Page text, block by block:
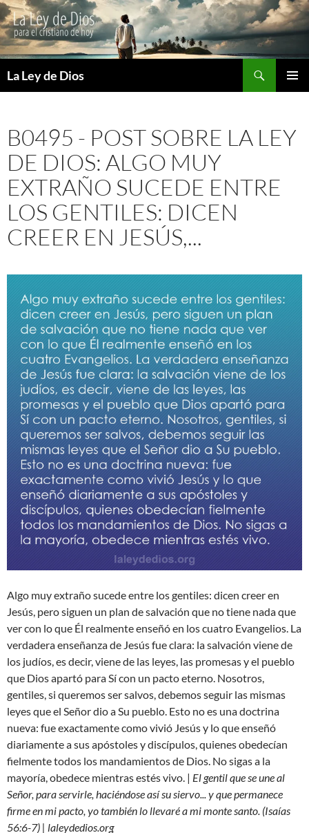
La Ley de Dios
B0495 - POST SOBRE LA LEY
DE DIOS: ALGO MUY
EXTRAÑO SUCEDE ENTRE
LOS GENTILES: DICEN
CREER EN JESÚS,...
Algo muy extraño sucede entre los gentiles: dicen creer en
Jesús, pero siguen un plan de salvación que no tiene nada que
ver con lo que Él realmente enseñó en los cuatro Evangelios. La
verdadera enseñanza de Jesús fue clara: la salvación viene de
los judíos, es decir, viene de las leyes, las promesas y el pueblo
que Dios apartó para Sí con un pacto eterno. Nosotros,
gentiles, si queremos ser salvos, debemos seguir las mismas
leyes que el Señor dio a Su pueblo. Esto no es una doctrina
nueva: fue exactamente como vivió Jesús y lo que enseñó
diariamente a sus apóstoles y discípulos, quienes obedecían
fielmente todos los mandamientos de Dios. No sigas a la
mayoría, obedece mientras estés vivo. | El gentil que se une al
Señor, para servirle, haciéndose así su siervo... y que permanece
firme en mi pacto, yo también lo llevaré a mi monte santo. (Isaías
56:6-7) | laleydedios.org